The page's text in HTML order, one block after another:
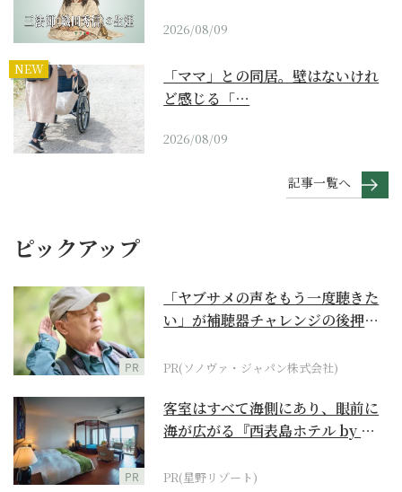
2026/08/09
NEW
「ママ」との同居。壁はないけれ
ど感じる「…
2026/08/09
記事一覧へ
ピックアップ
PR
「ヤブサメの声をもう一度聴きた
い」が補聴器チャレンジの後押し
PR(ソノヴァ・ジャパン株式会社)
PR
客室はすべて海側にあり、眼前に
海が広がる『西表島ホテル by 星
PR(星野リゾート)